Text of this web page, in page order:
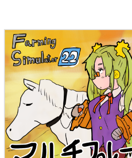
電ファミニコゲーマーとは？
運営：株式会社マレ